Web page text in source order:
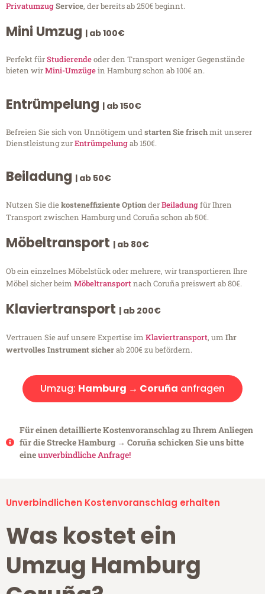
PrivatumzugService, der bereits ab 250€ beginnt.
Mini Umzug | ab 100€
Perfekt fürStudierendeoder den Transport weniger Gegenstände
bieten wirMini-Umzügein Hamburg schon ab 100€ an.
Entrümpelung | ab 150€
Befreien Sie sich von Unnötigem undstarten Sie frischmit unserer
Dienstleistung zurEntrümpelungab 150€.
Beiladung | ab 50€
Nutzen Sie diekosteneffiziente OptionderBeiladungfür Ihren
Transport zwischen Hamburg und Coruña schon ab 50€.
Möbeltransport | ab 80€
Ob ein einzelnes Möbelstück oder mehrere, wir transportieren Ihre
Möbel sicher beim Möbeltransportnach Coruña preiswert ab 80€.
Klaviertransport | ab 200€
Vertrauen Sie auf unsere Expertise im Klaviertransport, um Ihr
wertvolles Instrument sicherab 200€ zu befördern.
Umzug: Hamburg → Coruña anfragen
Für einen detaillierte Kostenvoranschlag zu Ihrem Anliegen
für die Strecke Hamburg → Coruña schicken Sie uns bitte
eineunverbindliche Anfrage!
Unverbindlichen Kostenvoranschlag erhalten
Was kostet ein
Umzug Hamburg